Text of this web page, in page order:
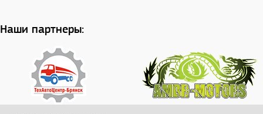
Наши партнеры: